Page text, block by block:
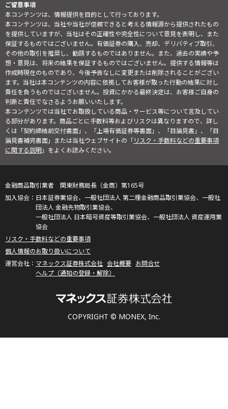
ご留意事項
本コンテンツは、情報提供を目的として行っております。
本コンテンツは、当社や当社が信頼できると考える情報源から提供されたもの
を提供していますが、当社はその正確性や完全性について意見を表明し、また
保証するものではございません。有価証券の購入、売却、デリバティブ取引、
その他の取引を推奨し、勧誘するものではありません。また、過去の実績や予
想・意見は、将来の結果を保証するものではございません。提供する情報等は
作成時現在のものであり、今後予告なしに変更または削除されることがござい
ます。当社は本コンテンツの内容に依拠してお客様が取った行動の結果に対し
責任を負うものではございません。投資にかかる最終決定は、お客様ご自身の
判断と責任でなさるようお願いいたします。
本コンテンツでは当社でお取扱している商品・サービス等について言及してい
る部分があります。商品ごとに手数料等およびリスクは異なりますので、詳し
くは「契約締結前交付書面」、「上場有価証券等書面」、「目論見書」、「目
論見書補完書面」または当社ウェブサイトの「リスク・手数料などの重要事項
に関する説明」をよくお読みください。
COPYRIGHT © MONEX, Inc.
金融商品取引業者 関東財務局長（金商）第165号
日本証券業協会、一般社団法人 第二種金融商品取引業協会、一般社
団法人 金融先物取引業協会、
一般社団法人 日本暗号資産等取引業協会、一般社団法人 資産運用業
協会
リスク・手数料などの重要事項
個人情報のお取り扱いについて
マネックス証券株式会社 会社概要 お問合せ
ヘルプ（通知の登録・解除）